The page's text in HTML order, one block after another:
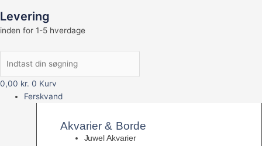
Levering
inden for 1-5 hverdage
0,00 kr. 0 Kurv
Ferskvand
Akvarier & Borde
Juwel Akvarier